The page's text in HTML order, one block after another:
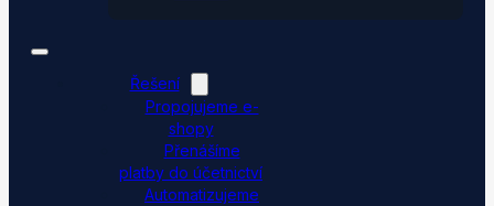
Řešení
Propojujeme e-
shopy
Přenášíme
platby do účetnictví
Automatizujeme